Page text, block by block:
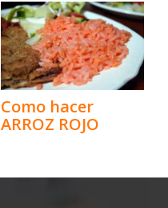
Como hacer
ARROZ ROJO